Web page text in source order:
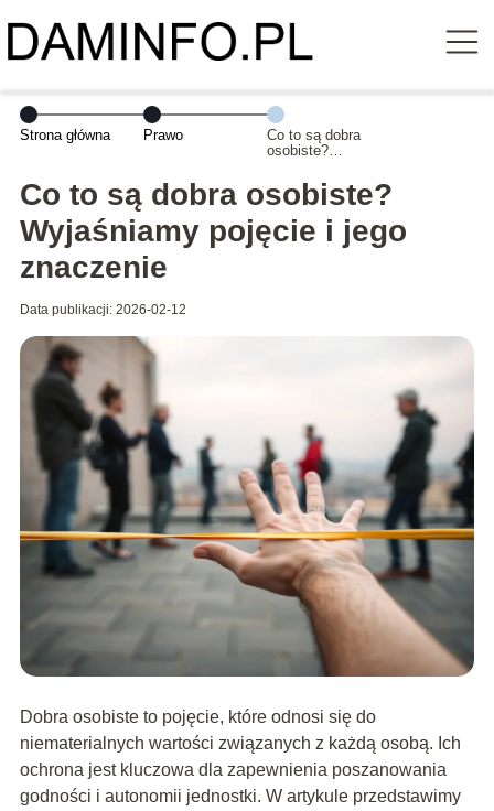
Strona główna Prawo
Co to są dobra
osobiste?
pojęcie i jego
znaczenie
Co to są dobra osobiste?
Wyjaśniamy pojęcie i jego
znaczenie
Data publikacji: 2026-02-12
Dobra osobiste to pojęcie, które odnosi się do
niematerialnych wartości związanych z każdą osobą. Ich
ochrona jest kluczowa dla zapewnienia poszanowania
godności i autonomii jednostki. W artykule przedstawimy